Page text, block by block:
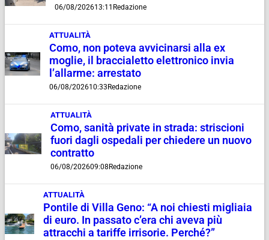
06/08/202613:11 Redazione
ATTUALITÀ
Como, non poteva avvicinarsi alla ex
moglie, il braccialetto elettronico invia
l’allarme: arrestato
06/08/202610:33Redazione
ATTUALITÀ
Como, sanità private in strada: striscioni
fuori dagli ospedali per chiedere un nuovo
contratto
06/08/202609:08Redazione
ATTUALITÀ
Pontile di Villa Geno: “A noi chiesti migliaia
di euro. In passato c’era chi aveva più
attracchi a tariffe irrisorie. Perché?”